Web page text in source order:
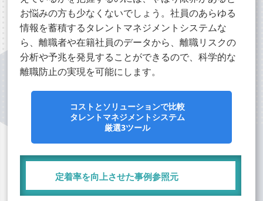
お悩みの方も少なくないでしょう。社員のあらゆる
情報を蓄積するタレントマネジメントシステムな
ら、離職者や在籍社員のデータから、離職リスクの
分析や予兆を発見することができるので、科学的な
離職防止の実現を可能にします。
コストとソリューションで比較
タレントマネジメントシステム
厳選3ツール
定着率を向上させた事例参照元